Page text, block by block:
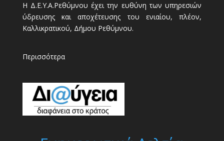
Η Δ.Ε.Υ.Α.Ρεθύμνου έχει την ευθύνη των υπηρεσιών
ύδρευσης και αποχέτευσης του ενιαίου, πλέον,
Καλλικρατικού, Δήμου Ρεθύμνου.
Περισσότερα